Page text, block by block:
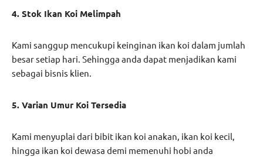
4. Stok Ikan Koi Melimpah
Kami sanggup mencukupi keinginan ikan koi dalam jumlah
besar setiap hari. Sehingga anda dapat menjadikan kami
sebagai bisnis klien.
5. Varian Umur Koi Tersedia
Kami menyuplai dari bibit ikan koi anakan, ikan koi kecil,
hingga ikan koi dewasa demi memenuhi hobi anda